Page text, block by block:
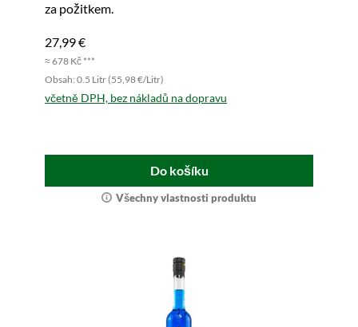
za požitkem.
27,99 €
≈ 678 Kč ***
Obsah: 0.5 Litr (55,98 €/Litr)
včetně DPH, bez nákladů na dopravu
Do košíku
Všechny vlastnosti produktu